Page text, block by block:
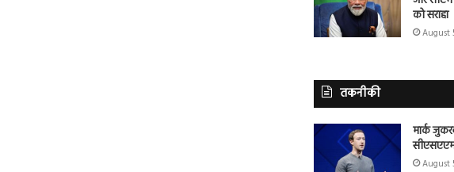
को सराहा
August
तकनीकी
मार्क
August